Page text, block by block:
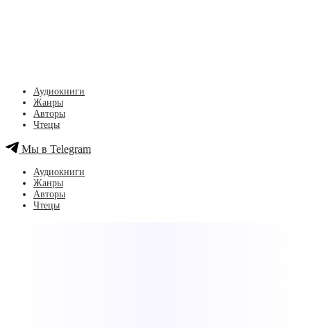
Аудиокниги
Жанры
Авторы
Чтецы
Мы в Telegram
Аудиокниги
Жанры
Авторы
Чтецы